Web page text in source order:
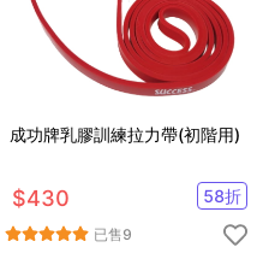
成功牌乳膠訓練拉力帶(初階用)
$430 58折
已售9